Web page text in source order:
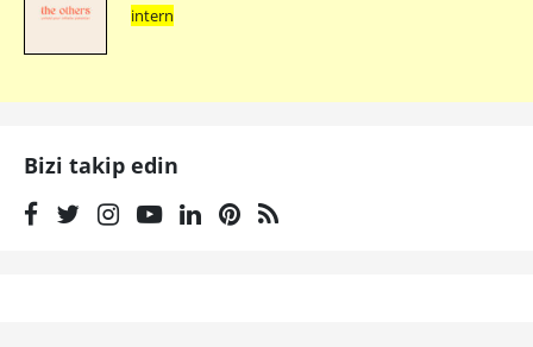
intern
Bizi takip edin